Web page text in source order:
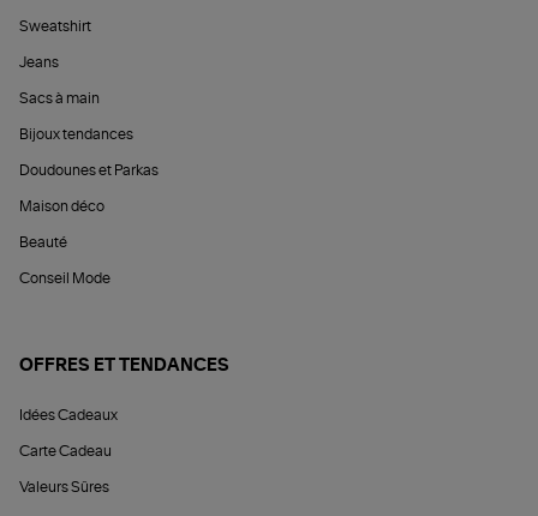
Sweatshirt
Jeans
Sacs à main
Bijoux tendances
Doudounes et Parkas
Maison déco
Beauté
Conseil Mode
OFFRES ET TENDANCES
Idées Cadeaux
Carte Cadeau
Valeurs Sûres